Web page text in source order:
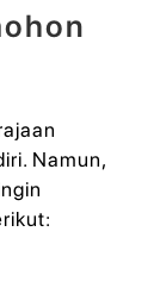
Namun,